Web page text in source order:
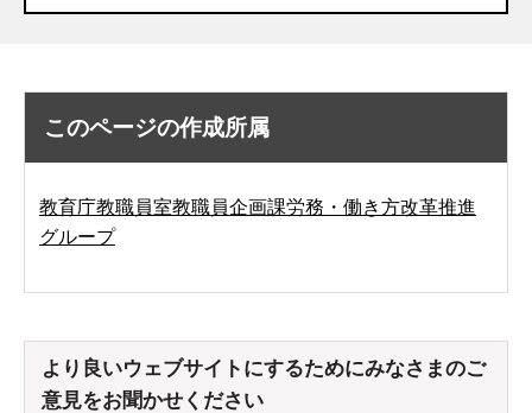
このページの作成所属
教育庁教職員室教職員企画課労務・働き方改革推進
グループ
より良いウェブサイトにするためにみなさまのご
意見をお聞かせください